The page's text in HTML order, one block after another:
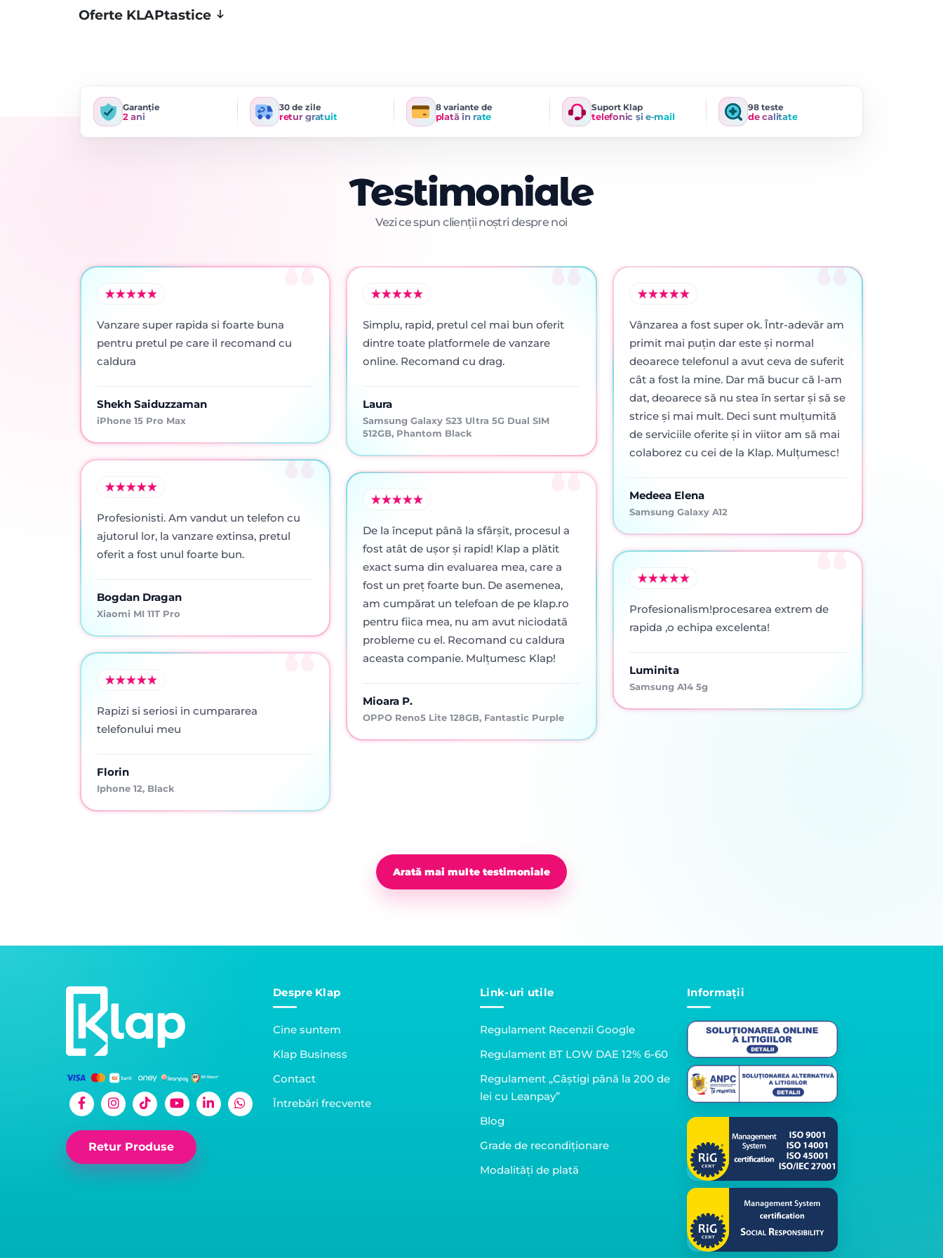
Oferte KLAPtastice
Garanție
2 ani
30 de zile
retur gratuit
8 variante de
plată în rate
Suport Klap
telefonic și e-mail
98 teste
de calitate
Testimoniale
Vezi ce spun clienții noștri despre noi
Vanzare super rapida si foarte buna
pentru pretul pe care il recomand cu
caldura
Shekh Saiduzzaman
iPhone 15 Pro Max
Profesionisti. Am vandut un telefon cu
ajutorul lor, la vanzare extinsa, pretul
oferit a fost unul foarte bun.
Bogdan Dragan
Xiaomi MI 11T Pro
Rapizi si seriosi in cumpararea
telefonului meu
Florin
Iphone 12, Black
Simplu, rapid, pretul cel mai bun oferit
dintre toate platformele de vanzare
online. Recomand cu drag.
Laura
Samsung Galaxy S23 Ultra 5G Dual SIM
512GB, Phantom Black
De la început până la sfârșit, procesul a
fost atât de ușor și rapid! Klap a plătit
exact suma din evaluarea mea, care a
fost un preț foarte bun. De asemenea,
am cumpărat un telefoan de pe klap.ro
pentru fiica mea, nu am avut niciodată
probleme cu el. Recomand cu caldura
aceasta companie. Mulțumesc Klap!
Mioara P.
OPPO Reno5 Lite 128GB, Fantastic Purple
Vânzarea a fost super ok. Într-adevăr am
primit mai puţin dar este şi normal
deoarece telefonul a avut ceva de suferit
cât a fost la mine. Dar mă bucur că l-am
dat, deoarece să nu stea în sertar şi să se
strice şi mai mult. Deci sunt mulţumită
de serviciile oferite şi in viitor am să mai
colaborez cu cei de la Klap. Mulţumesc!
Medeea Elena
Samsung Galaxy A12
Profesionalism!procesarea extrem de
rapida ,o echipa excelenta!
Luminita
Samsung A14 5g
Arată mai multe testimoniale
Retur Produse
Despre Klap
Cine suntem
Klap Business
Contact
Întrebări frecvente
Link-uri utile
Regulament Recenzii Google
Regulament BT LOW DAE 12% 6-60
Regulament „Câștigi până la 200 de
lei cu Leanpay”
Blog
Grade de recondiționare
Modalități de plată
Informații